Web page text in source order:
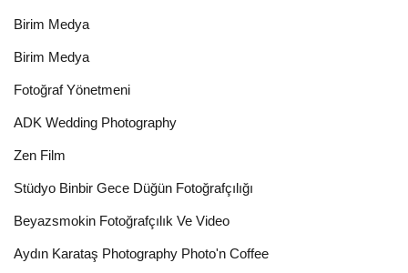
Birim Medya
Birim Medya
Fotoğraf Yönetmeni
ADK Wedding Photography
Zen Film
Stüdyo Binbir Gece Düğün Fotoğrafçılığı
Beyazsmokin Fotoğrafçılık Ve Video
Aydın Karataş Photography Photo'n Coffee